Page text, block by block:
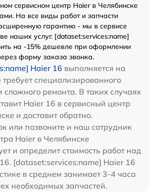
сервисном центр Haier в Челябинске
На все виды работ и запчасти
гарантию - мы в сервисе
наших услуг. [dataset:services:name]
на -15% дешевле при оформлении
форму заказа звонка.
Haier 16 выполняется на
требует специализированного
сложного ремонта. В таких случаях
Haier 16 в сервисный центр
и доставит обратно.
или позвоните и наш сотрудник
Haier в Челябинске
и определит стоимость работ над
[dataset:services:name] Haier 16
в среднем занимает 3-4 часа
необходимых запчастей.